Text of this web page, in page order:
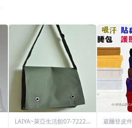
LAIYA~萊亞生活館07-72229 葳爾登皮